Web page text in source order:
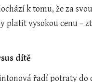
k tomu, že za
platit vysokou cenu –
dítě
řadí potraty do